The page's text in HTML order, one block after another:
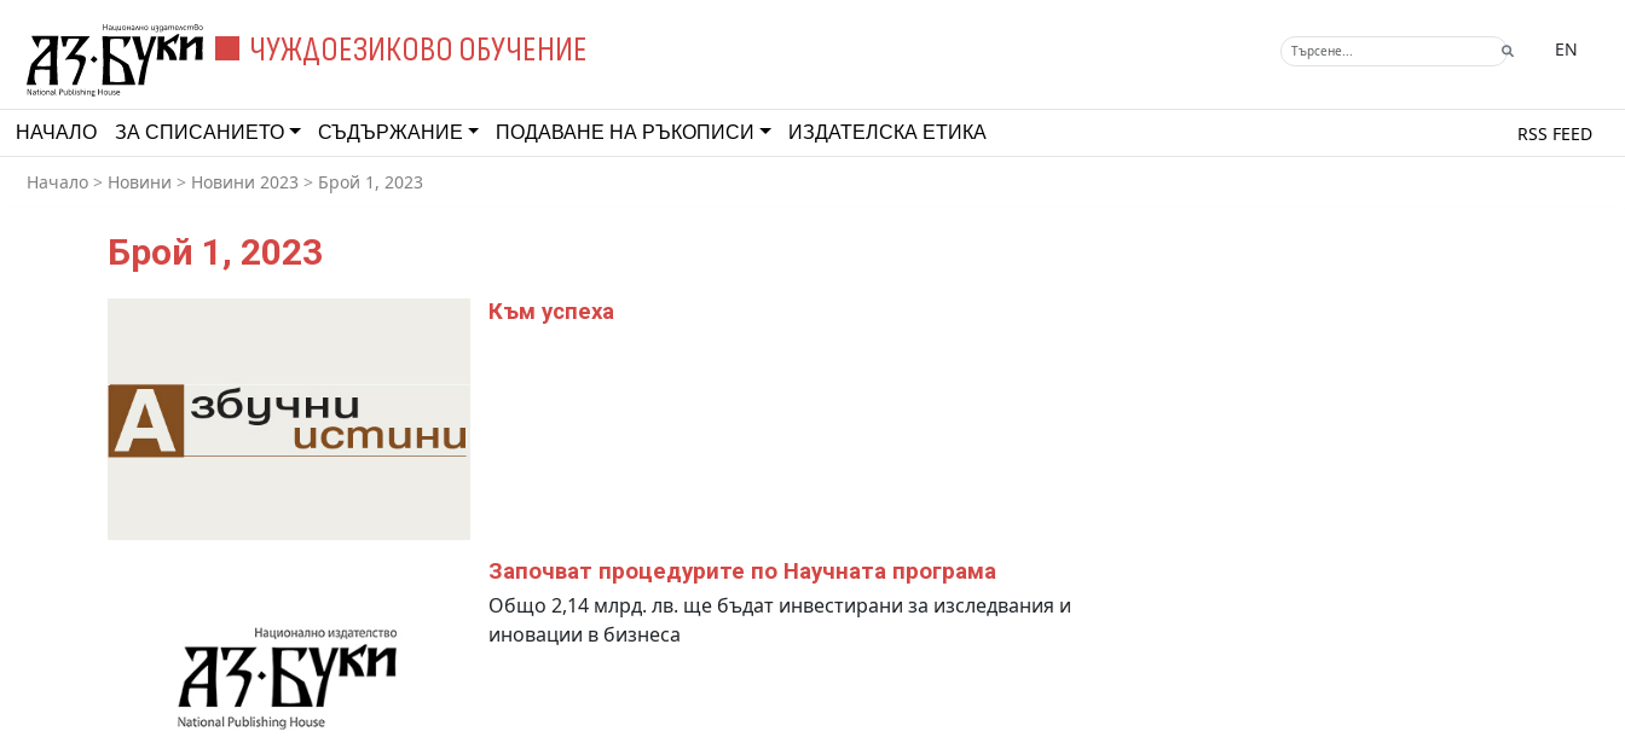
ЧУЖДОЕЗИКОВО ОБУЧЕНИЕ EN
НАЧАЛО ЗА СПИСАНИЕТО СЪДЪРЖАНИЕ ПОДАВАНЕ НА РЪКОПИСИ ИЗДАТЕЛСКА ЕТИКА RSS FEED
Начало > Новини > Новини 2023 > Брой 1, 2023
Брой 1, 2023
Към успеха
Започват процедурите по Научната програма
Общо 2,14 млрд. лв. ще бъдат инвестирани за изследвания и
иновации в бизнеса